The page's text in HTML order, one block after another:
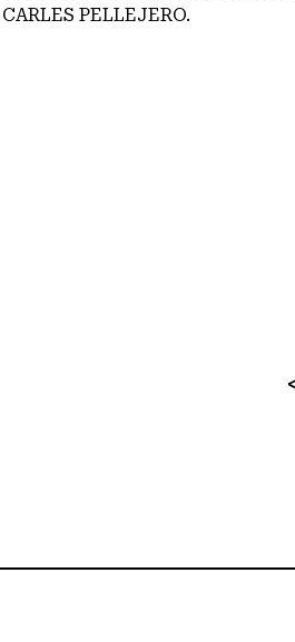
PELLEJERO.